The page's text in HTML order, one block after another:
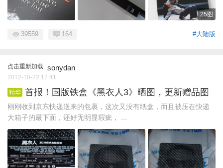
25图
#大陆版
39559 164
点击重新加载 sonydan
2012-10-22 12:41
精华 首报！国版铁盒《黑衣人3》晒图，更新赠品图
刚刚收到京东快递送来的包裹，这次又没有纸盒，而且被压在快递
大箱子的最下面，还好无明显瑕疵， ...